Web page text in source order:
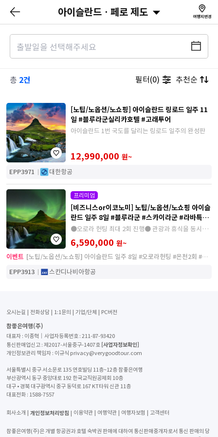
아이슬란드ㆍ페로 제도
총 2건 추천순
필터(0)
[노팁/노옵션/노쇼핑] 아이슬란드 링로드 일주 11
일 #블루라군실리카호텔 #고래투어
아이슬란드 1번 국도를 달리는 링로드 일주의 완성판
12,990,000 원~
EPP3971 대한항공
프리미엄
[비즈니스or이코노미] 노팁/노옵션/노쇼핑 아이슬
란드 일주 8일 #블루라군 #스카이라군 #라바특식
#골든서클
●오로라 헌팅 최대 2회 진행● 관광과 휴식을 동시에
즐기는 프리미엄 상품
6,590,000 원~
이벤트 [노팁/노옵션/노쇼핑] 아이슬란드 일주 8일 #오로라헌팅 #온천2회 #골
든서클
EPP3913 스칸디나비아항공
오시는길 전화상담 1:1문의 기업/단체 PC버전
참좋은여행(주)
대표자 : 이종혁│사업자등록번호 : 211-87-93420
통신판매업신고 : 제2017-서울중구-1407호 [사업자정보확인]
개인정보관리 책임자 : 이규식 privacy@verygoodtour.com
서울특별시 중구 서소문로 135 연호빌딩 11층~12층 참좋은여행
부산광역시 동구 중앙대로 192 한국교직원공제회 10층
대구 • 경북 대구광역시 중구 동덕로 167 KT타워 신관 11층
대표전화 : 1588-7557
회사소개 개인정보처리방침 이용약관 여행약관 여행자보험 고객센터
참좋은여행(주)은 개별 항공권과 호텔 숙박권 판매에 대하여 통신판매중개자로서 통신 판매의 당